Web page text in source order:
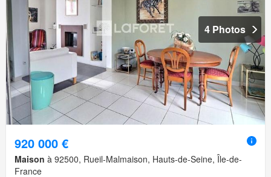
4 Photos
920 000 €
Maison à 92500, Rueil-Malmaison, Hauts-de-Seine, Île-de-
France